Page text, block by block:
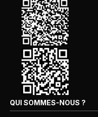
QUI SOMMES-NOUS ?